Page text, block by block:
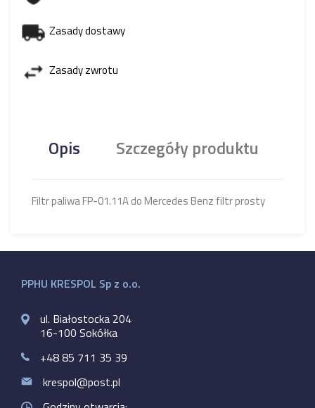
Zasady dostawy
Zasady zwrotu
Opis Szczegóły produktu
Filtr paliwa FP-01.11A do Mercedes Benz filtr prosty
PPHU KRESPOL Sp z o.o.
ul. Białostocka 204
16-100 Sokółka
+48 85 711 35 39
krespol@post.pl